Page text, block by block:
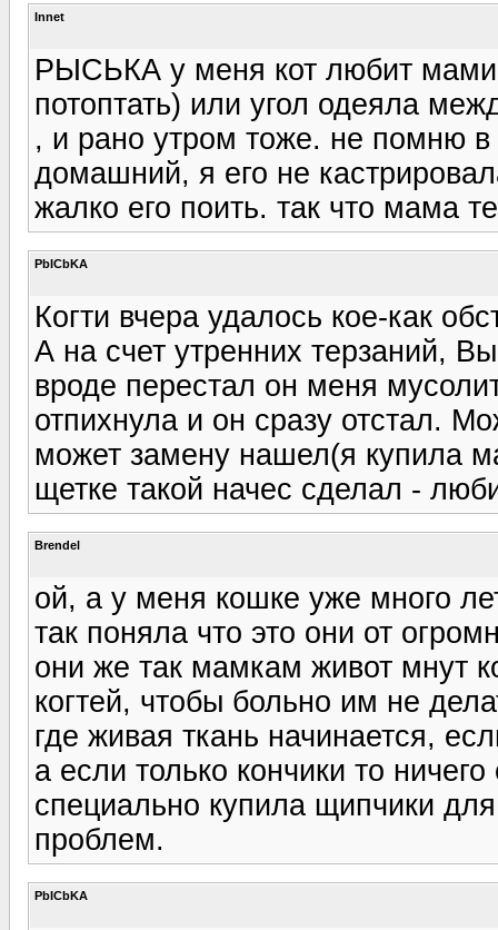
Innet
РЫСЬКА у меня кот любит
потоптать) или угол одеяла
, и рано утром тоже. не помню в
домашний, я его не
жалко его поить. так что мама
PbICbKA
Когти вчера удалось кое-как
А на счет утренних терзаний,
вроде перестал он меня
отпихнула и он сразу отстал.
может замену нашел(я купила
щетке такой начес сделал -
Brendel
ой, а у меня кошке уже много
так поняла что это они от
они же так мамкам живот мнут
когтей, чтобы больно им не
где живая ткань начинается,
а если только кончики то
специально купила щипчики
проблем.
PbICbKA